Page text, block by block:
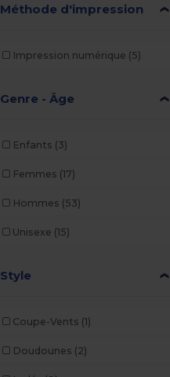
Méthode d'impression
Impression numérique (5)
Genre - Âge
Enfants (3)
Femmes (17)
Hommes (53)
Unisexe (15)
Style
Coupe-Vents (1)
Doudounes (2)